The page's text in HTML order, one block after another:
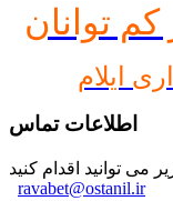
کم توانان
ایلام
اطلاعات تماس
ravabet@ostanil.ir